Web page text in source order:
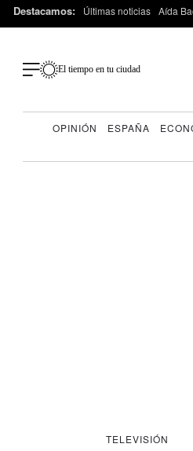
Destacamos: Últimas noticias Aída
El tiempo en tu ciudad
OPINIÓN ESPAÑA
TELEVISIÓN